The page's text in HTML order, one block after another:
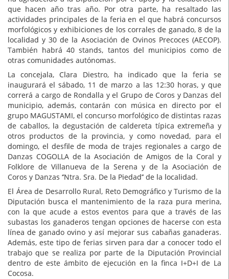
que hacen año tras año. Por otra parte, ha resaltado las
actividades principales de la feria en el que habrá concursos
morfológicos y exhibiciones de los corrales de ganado, 8 de la
localidad y 30 de la Asociación de Ovinos Precoces (AECOP).
También habrá 40 stands, tantos del municipios como de
otras comunidades autónomas.
La concejala, Clara Diestro, ha indicado que la feria se
inaugurará el sábado, 11 de marzo a las 12:30 horas, y que
correrá a cargo de Rondalla y el Grupo de Coros y Danzas del
municipio, además, contarán con música en directo por el
grupo MAGUSTAMI, el concurso morfológico de distintas razas
de caballos, la degustación de caldereta típica extremeña y
otros productos de la provincia, y como novedad, para el
domingo, el desfile de moda de trajes regionales a cargo de
Danzas COGOLLA de la Asociación de Amigos de la Coral y
Folklore de Villanueva de la Serena y de la Asociación de
Coros y Danzas ‘’Ntra. Sra. De la Piedad’’ de la localidad.
El Área de Desarrollo Rural, Reto Demográfico y Turismo de la
Diputación busca el mantenimiento de la raza pura merina,
con la que acude a estos eventos para que a través de las
subastas los ganaderos tengan opciones de hacerse con esta
línea de ganado ovino y así mejorar sus cabañas ganaderas.
Además, este tipo de ferias sirven para dar a conocer todo el
trabajo que se realiza por parte de la Diputación Provincial
dentro de este ámbito de ejecución en la finca I+D+I de La
Cocosa.